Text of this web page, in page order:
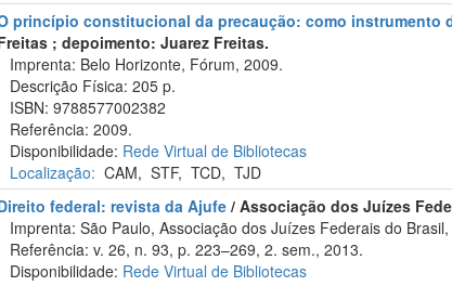
princípio constitucional da precaução: como instrumento
; depoimento: Juarez Freitas.
Imprenta: Belo Horizonte, Fórum, 2009.
Descrição Física: 205 p.
ISBN: 9788577002382
Referência: 2009.
Disponibilidade: Rede Virtual de Bibliotecas
Localização: CAM,STF,TCD,TJD
federal: revista da Ajufe / Associação dos Juízes
Imprenta: São Paulo, Associação dos Juízes Federais do
Referência: v. 26, n. 93, p. 223–269, 2. sem., 2013.
Disponibilidade: Rede Virtual de Bibliotecas